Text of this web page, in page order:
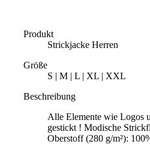
Produkt
Strickjacke Herren
Größe
S | M | L | XL | XXL
Beschreibung
Alle Elemente wie Logos
gestickt ! Modische
Oberstoff (280 g/m²):